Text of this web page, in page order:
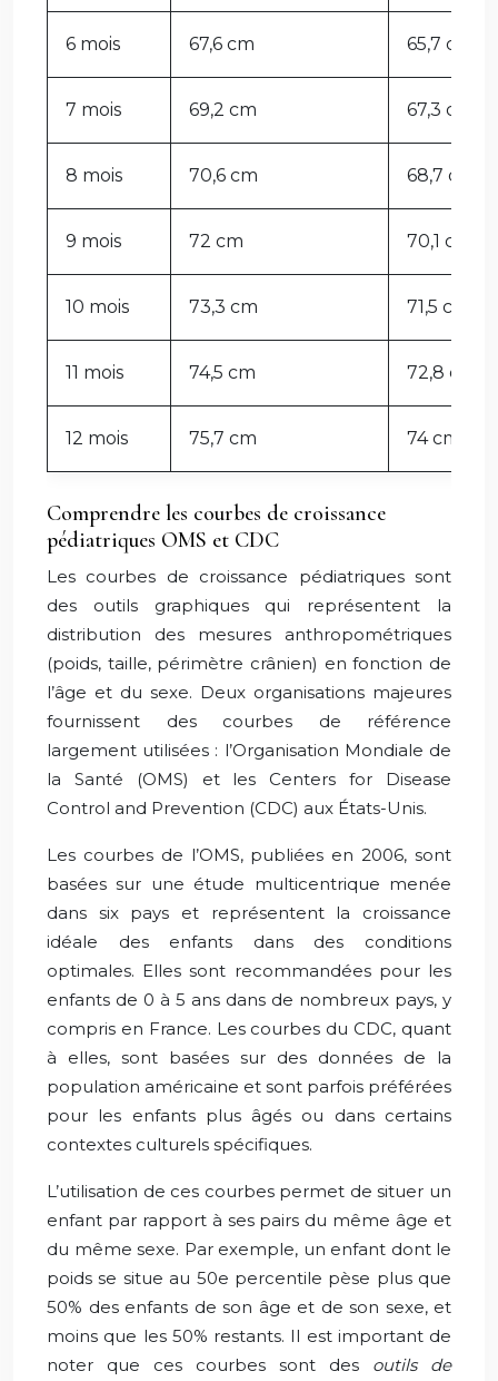
6 mois 67,6 cm 65,7 cm
7 mois 69,2 cm 67,3 cm
8 mois 70,6 cm 68,7 cm
9 mois 72 cm 70,1 cm
10 mois 73,3 cm 71,5 cm
11 mois 74,5 cm 72,8 cm
12 mois 75,7 cm 74 cm
Comprendre les courbes de croissance
pédiatriques OMS et CDC
Les courbes de croissance pédiatriques sont
des outils graphiques qui représentent la
distribution des mesures anthropométriques
(poids, taille, périmètre crânien) en fonction de
l’âge et du sexe. Deux organisations majeures
fournissent des courbes de référence
largement utilisées : l’Organisation Mondiale de
la Santé (OMS) et les Centers for Disease
Control and Prevention (CDC) aux États-Unis.
Les courbes de l’OMS, publiées en 2006, sont
basées sur une étude multicentrique menée
dans six pays et représentent la croissance
idéale des enfants dans des conditions
optimales. Elles sont recommandées pour les
enfants de 0 à 5 ans dans de nombreux pays, y
compris en France. Les courbes du CDC, quant
à elles, sont basées sur des données de la
population américaine et sont parfois préférées
pour les enfants plus âgés ou dans certains
contextes culturels spécifiques.
L’utilisation de ces courbes permet de situer un
enfant par rapport à ses pairs du même âge et
du même sexe. Par exemple, un enfant dont le
poids se situe au 50e percentile pèse plus que
50% des enfants de son âge et de son sexe, et
moins que les 50% restants. Il est important de
noter que ces courbes sont des outils de